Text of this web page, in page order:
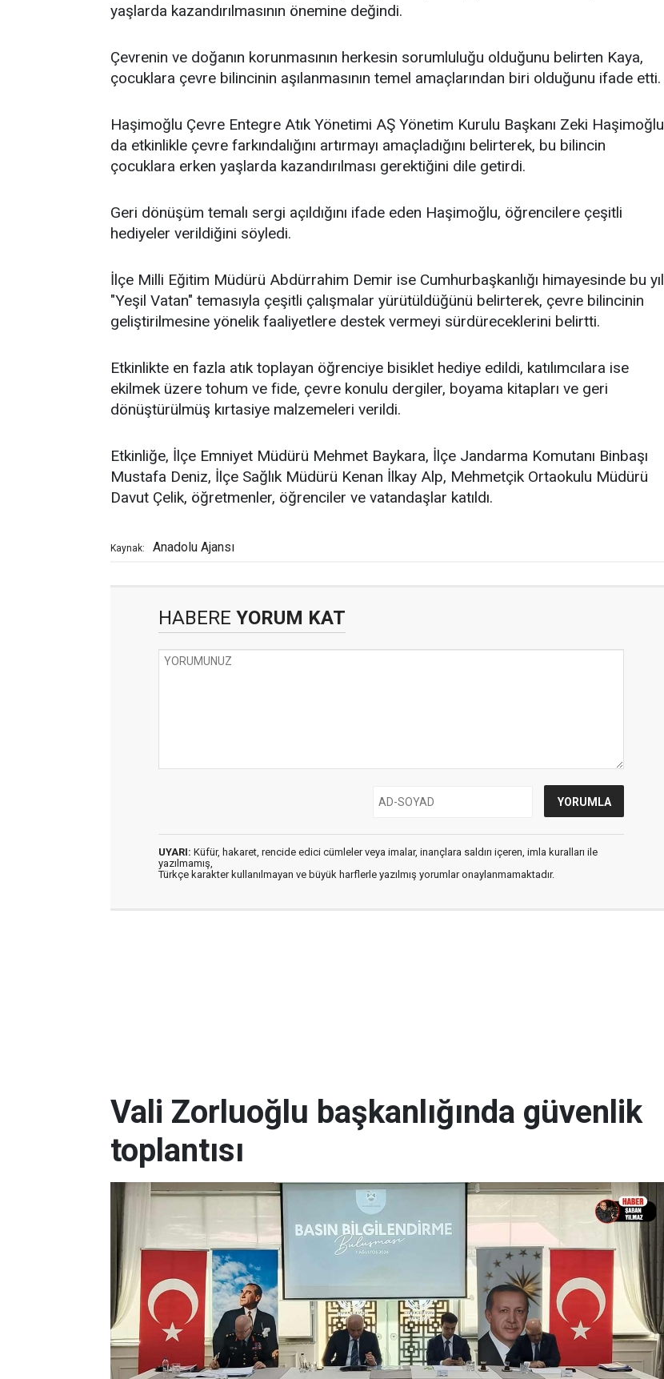
yaşlarda kazandırılmasının önemine değindi.
Çevrenin ve doğanın korunmasının herkesin sorumluluğu olduğunu belirten Kaya,
çocuklara çevre bilincinin aşılanmasının temel amaçlarından biri olduğunu ifade etti.
Haşimoğlu Çevre Entegre Atık Yönetimi AŞ Yönetim Kurulu Başkanı Zeki Haşimoğlu
da etkinlikle çevre farkındalığını artırmayı amaçladığını belirterek, bu bilincin
çocuklara erken yaşlarda kazandırılması gerektiğini dile getirdi.
Geri dönüşüm temalı sergi açıldığını ifade eden Haşimoğlu, öğrencilere çeşitli
hediyeler verildiğini söyledi.
İlçe Milli Eğitim Müdürü Abdürrahim Demir ise Cumhurbaşkanlığı himayesinde bu yıl
"Yeşil Vatan" temasıyla çeşitli çalışmalar yürütüldüğünü belirterek, çevre bilincinin
geliştirilmesine yönelik faaliyetlere destek vermeyi sürdüreceklerini belirtti.
Etkinlikte en fazla atık toplayan öğrenciye bisiklet hediye edildi, katılımcılara ise
ekilmek üzere tohum ve fide, çevre konulu dergiler, boyama kitapları ve geri
dönüştürülmüş kırtasiye malzemeleri verildi.
Etkinliğe, İlçe Emniyet Müdürü Mehmet Baykara, İlçe Jandarma Komutanı Binbaşı
Mustafa Deniz, İlçe Sağlık Müdürü Kenan İlkay Alp, Mehmetçik Ortaokulu Müdürü
Davut Çelik, öğretmenler, öğrenciler ve vatandaşlar katıldı.
Kaynak: Anadolu Ajansı
HABERE YORUM KAT
UYARI: Küfür, hakaret, rencide edici cümleler veya imalar, inançlara saldırı içeren, imla kuralları ile
yazılmamış,
Türkçe karakter kullanılmayan ve büyük harflerle yazılmış yorumlar onaylanmamaktadır.
Vali Zorluoğlu başkanlığında güvenlik
toplantısı